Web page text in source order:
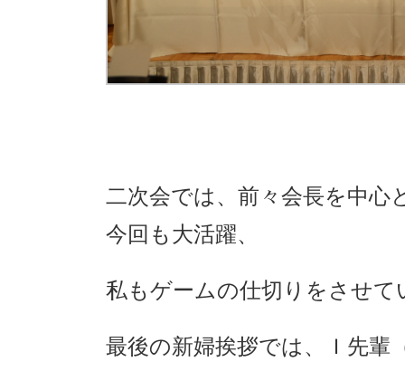
二次会では、前々会長を中心
今回も大活躍、
私もゲームの仕切りをさせ
最後の新婦挨拶では、Ｉ先輩